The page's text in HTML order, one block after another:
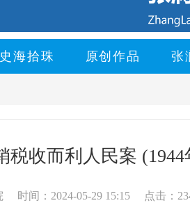
史海拾珠 原创作品 张
收而利人民案 (1944
时间：2024-05-29 15:15 点击：